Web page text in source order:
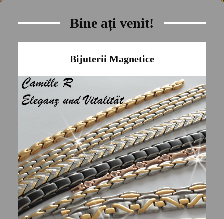
Bine ați venit!
Bijuterii Magnetice